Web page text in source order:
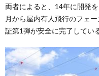
両者によると、14年に開発
月から屋内有人飛行のフェ
証第1弾が安全に完了してい